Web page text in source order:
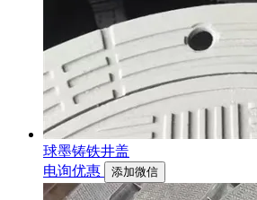
球墨铸铁井盖
电询优惠
添加微信